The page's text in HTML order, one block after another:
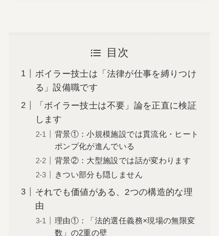
目次
ボイラー技士は「法律が仕事を縛りつけ
る」設備職です
「ボイラー技士は不要」論を正直に検証
します
背景①：小規模施設では貫流化・ヒート
ポンプ化が進んでいる
背景②：大型施設では話が変わります
きつい部分も隠しません
それでも価値がある、2つの構造的な理
由
理由①：「法的選任義務×現場の無限変
数」の2重の壁